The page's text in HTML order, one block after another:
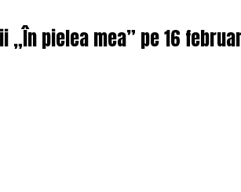
pielea mea” pe 16